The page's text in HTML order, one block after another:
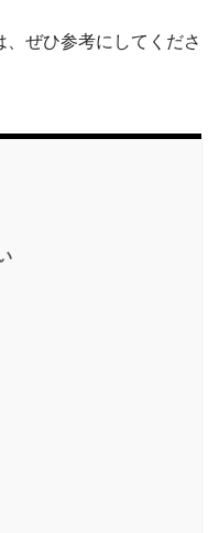
ぜひ参考にしてくださ